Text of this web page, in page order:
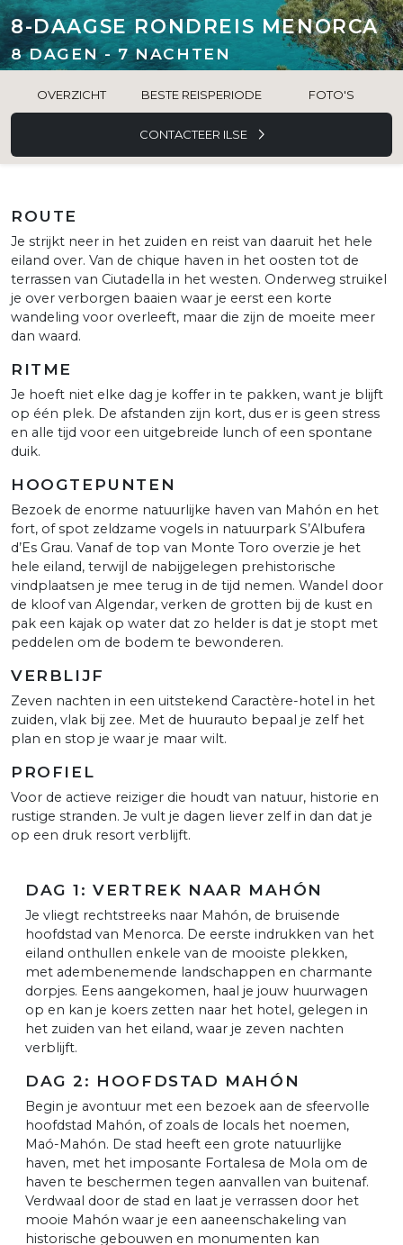
8-DAAGSE RONDREIS MENORCA
8 DAGEN - 7 NACHTEN
OVERZICHT BESTE REISPERIODE FOTO'S
CONTACTEER ILSE
ROUTE
Je strijkt neer in het zuiden en reist van daaruit het hele
eiland over. Van de chique haven in het oosten tot de
terrassen van Ciutadella in het westen. Onderweg struikel
je over verborgen baaien waar je eerst een korte
wandeling voor overleeft, maar die zijn de moeite meer
dan waard.
RITME
Je hoeft niet elke dag je koffer in te pakken, want je blijft
op één plek. De afstanden zijn kort, dus er is geen stress
en alle tijd voor een uitgebreide lunch of een spontane
duik.
HOOGTEPUNTEN
Bezoek de enorme natuurlijke haven van Mahón en het
fort, of spot zeldzame vogels in natuurpark S’Albufera
d’Es Grau. Vanaf de top van Monte Toro overzie je het
hele eiland, terwijl de nabijgelegen prehistorische
vindplaatsen je mee terug in de tijd nemen. Wandel door
de kloof van Algendar, verken de grotten bij de kust en
pak een kajak op water dat zo helder is dat je stopt met
peddelen om de bodem te bewonderen.
VERBLIJF
Zeven nachten in een uitstekend Caractère-hotel in het
zuiden, vlak bij zee. Met de huurauto bepaal je zelf het
plan en stop je waar je maar wilt.
PROFIEL
Voor de actieve reiziger die houdt van natuur, historie en
rustige stranden. Je vult je dagen liever zelf in dan dat je
op een druk resort verblijft.
DAG 1: VERTREK NAAR MAHÓN
Je vliegt rechtstreeks naar Mahón, de bruisende
hoofdstad van Menorca. De eerste indrukken van het
eiland onthullen enkele van de mooiste plekken,
met adembenemende landschappen en charmante
dorpjes. Eens aangekomen, haal je jouw huurwagen
op en kan je koers zetten naar het hotel, gelegen in
het zuiden van het eiland, waar je zeven nachten
verblijft.
DAG 2: HOOFDSTAD MAHÓN
Begin je avontuur met een bezoek aan de sfeervolle
hoofdstad Mahón, of zoals de locals het noemen,
Maó-Mahón. De stad heeft een grote natuurlijke
haven, met het imposante Fortalesa de Mola om de
haven te beschermen tegen aanvallen van buitenaf.
Verdwaal door de stad en laat je verrassen door het
mooie Mahón waar je een aaneenschakeling van
historische gebouwen en monumenten kan